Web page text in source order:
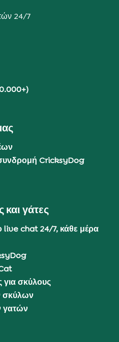
24/7
CricksyDog
και γάτες
live chat 24/7, κάθε μέρα
για σκύλους
σκύλων
γατών